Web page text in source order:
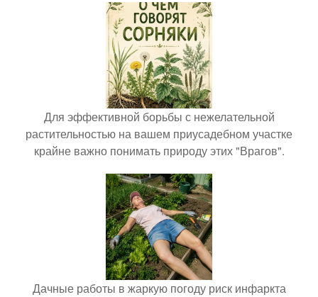
Для эффективной борьбы с нежелательной
растительностью на вашем приусадебном участке
крайне важно понимать природу этих "Врагов".
Дачные работы в жаркую погоду риск инфаркта